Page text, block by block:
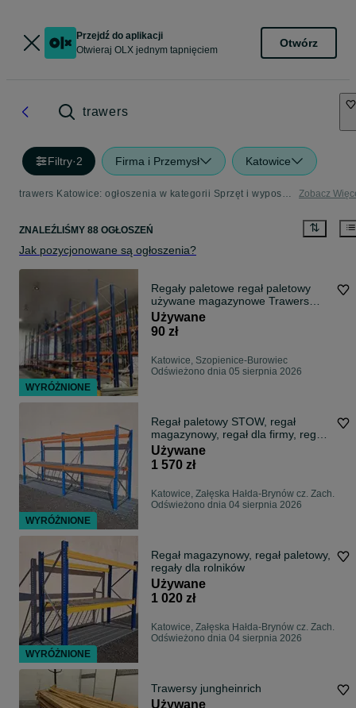
Przejdź do aplikacji
Otwieraj OLX jednym tapnięciem
Otwórz
trawers
Filtry·2 Firma i Przemysł Katowice
trawers Katowice: ogłoszenia w kategorii Sprzęt i wyposażenie dla firm Zobacz
ZNALEŹLIŚMY 88 OGŁOSZEŃ
Jak pozycjonowane są ogłoszenia?
Regały paletowe regał paletowy
używane magazynowe Trawers
SLP
Używane
90 zł
Katowice, Szopienice-Burowiec
Odświeżono dnia 05 sierpnia 2026
Regał paletowy STOW, regał
magazynowy, regał dla firmy, regał
do garażu
Używane
1 570 zł
Katowice, Załęska Hałda-Brynów cz. Zach.
Odświeżono dnia 04 sierpnia 2026
Regał magazynowy, regał paletowy,
regały dla rolników
Używane
1 020 zł
Katowice, Załęska Hałda-Brynów cz. Zach.
Odświeżono dnia 04 sierpnia 2026
Trawersy jungheinrich
Używane
WYRÓŻNIONE
WYRÓŻNIONE
WYRÓŻNIONE